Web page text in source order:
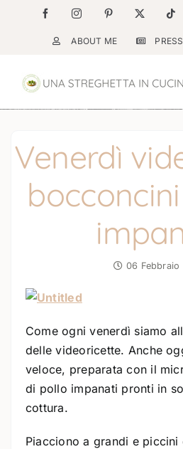
contenuto
FacebookInstagramPinterest
ABOUT ME PRESS
Venerdì
06 Febbraio
Come ogni venerdì siamo
delle videoricette. Anche
veloce, preparata con il
di pollo impanati pronti in
cottura.
Piacciono a grandi e piccini